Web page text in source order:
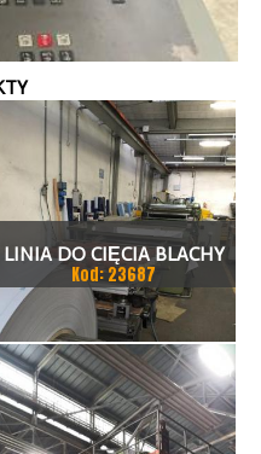
LINIA DO CIĘCIA BLACHY
1.500 X 1,5 (2,5) MM
Kod: 23687